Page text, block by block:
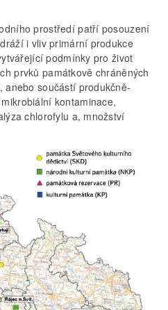
prostředí patří posouzení
i vliv primární produkce
podmínky pro život
prvků památkově chráněných
anebo součástí produkčně-
kontaminace,
chlorofylu a, množství